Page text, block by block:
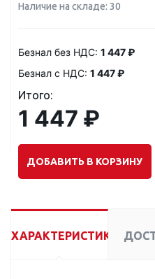
Наличие на складе: 30
Безнал без НДС: 1 447 ₽
Безнал с НДС: 1 447 ₽
Итого:
1 447 ₽
ДОБАВИТЬ В КОРЗИНУ
ХАРАКТЕРИСТИКИ